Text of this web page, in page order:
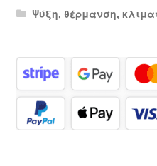
Ψύξη, θέρμανση,